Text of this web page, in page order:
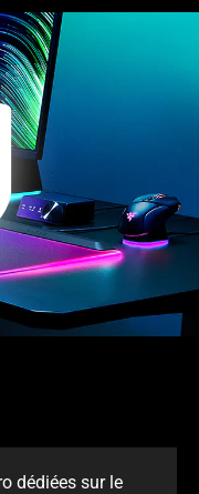
dédiées sur le